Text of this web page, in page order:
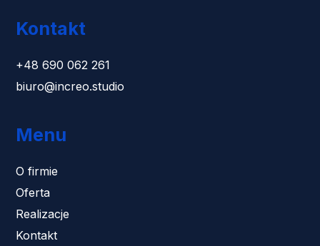
Kontakt
+48 690 062 261
biuro@increo.studio
Menu
O firmie
Oferta
Realizacje
Kontakt